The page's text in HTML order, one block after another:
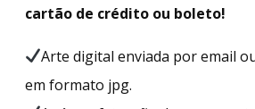
cartão de crédito ou boleto!
Arte digital enviada por email
em formato jpg.